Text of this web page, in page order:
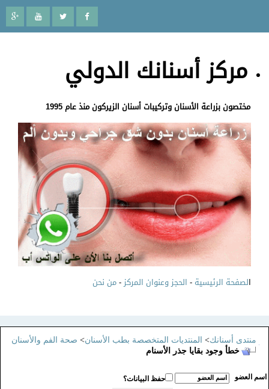
مركز أسنانك الدولي
مختصون بزراعة الأسنان وتركيبات أسنان الزيركون منذ عام 1995
لصفحة الرئيسية-الحجز وعنوان المركز-من نحن
منتدى أسنانك>المنتديات المتخصصة بطب الأسنان>صحة الفم والأسنان
خطأ وجود بقايا جذر الأسنام
اسم العضو
حفظ البيانات؟